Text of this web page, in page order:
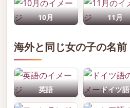
10月 11月
海外と同じ女の子の名前
英語 ドイツ語